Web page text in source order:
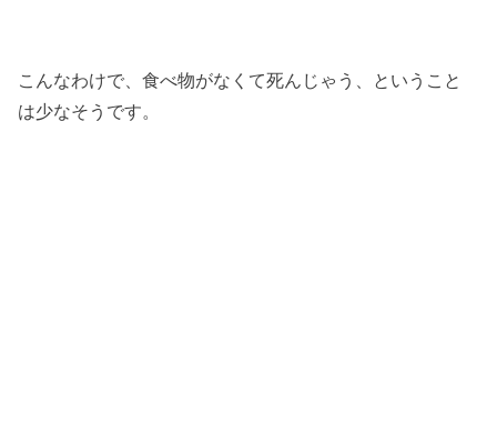
こんなわけで、食べ物がなくて死んじゃう、ということ
は少なそうです。